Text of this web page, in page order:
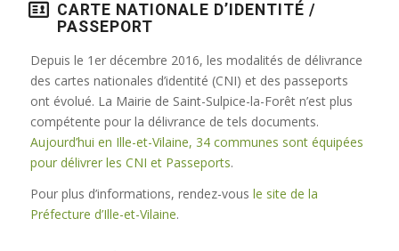
CARTE NATIONALE D’IDENTITÉ /
PASSEPORT
Depuis le 1er décembre 2016, les modalités de délivrance
des cartes nationales d’identité (CNI) et des passeports
ont évolué. La Mairie de Saint-Sulpice-la-Forêt n’est plus
compétente pour la délivrance de tels documents.
Aujourd’hui en Ille-et-Vilaine, 34 communes sont équipées
pour délivrer les CNI et Passeports.
Pour plus d’informations, rendez-vous le site de la
Préfecture d’Ille-et-Vilaine.